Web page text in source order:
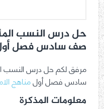
حل درس النسب
صف سادس فصل
مرفق لكم حل درس النسب
سادس فصل أولمناهج
معلومات المذكرة